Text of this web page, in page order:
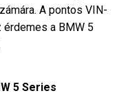
A pontos VIN-
a BMW 5
5 Series